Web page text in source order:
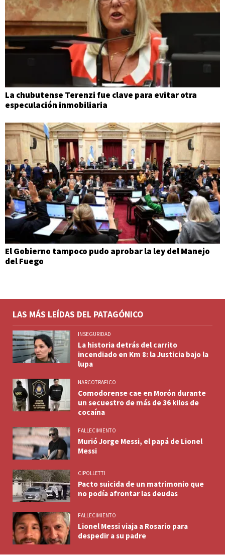
La chubutense Terenzi fue clave para evitar otra
especulación inmobiliaria
El Gobierno tampoco pudo aprobar la ley del Manejo
del Fuego
LAS MÁS LEÍDAS DEL PATAGÓNICO
INSEGURIDAD
La historia detrás del carrito
incendiado en Km 8: la Justicia bajo la
lupa
NARCOTRAFICO
Comodorense cae en Morón durante
un secuestro de más de 36 kilos de
cocaína
FALLECIMIENTO
Murió Jorge Messi, el papá de Lionel
Messi
CIPOLLETTI
Pacto suicida de un matrimonio que
no podía afrontar las deudas
FALLECIMIENTO
Lionel Messi viaja a Rosario para
despedir a su padre